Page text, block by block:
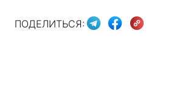
ПОДЕЛИТЬСЯ: